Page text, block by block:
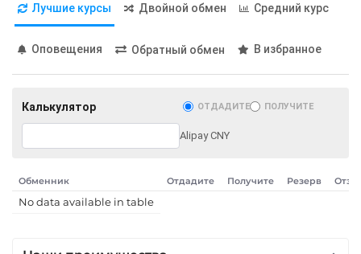
GEL
МТС Банк RUB
Почта Банк RUB
Лучшие курсы Двойной обмен Средний курс
Оповещения Обратный обмен В избранное
Калькулятор ОТДАДИТЕ ПОЛУЧИТЕ
Alipay CNY
Обменник Отдадите Получите Резерв
No data available in table